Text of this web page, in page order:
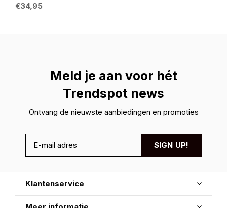
€34,95
Meld je aan voor hét
Trendspot news
Ontvang de nieuwste aanbiedingen en promoties
SIGN UP!
Klantenservice